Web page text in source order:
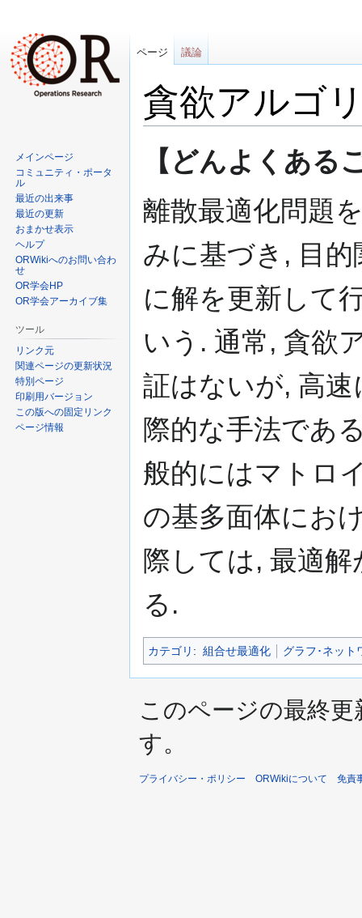
貪欲アルゴ
ー
シ
ン
移
動
移
動
【どんよくあ
離散最適化問題
みに基づき, 目
に解を更新して
いう. 通常, 貪欲
証はないが, 高
際的な手法であ
般的にはマトロ
の基多面体にお
際しては, 最適
る.
カテゴリ : 組合せ最適化 グラフ･ネット
ページ 議論
メインページ
コミュニティ・ポータ
ル
最近の出来事
最近の更新
おまかせ表示
ヘルプ
ORWikiへのお問い合わ
せ
OR学会HP
OR学会アーカイブ集
ツール
リンク元
関連ページの更新状況
特別ページ
印刷用バージョン
この版への固定リンク
ページ情報
このページの最終
す。
プライバシー・ポリシー ORWikiについて 免責